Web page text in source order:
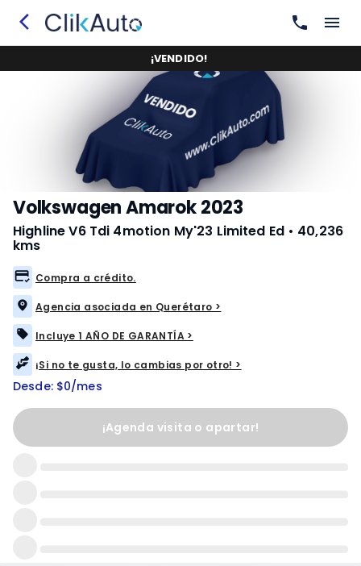
¡VENDIDO!
Volkswagen Amarok 2023
Highline V6 Tdi 4motion My'23 Limited Ed • 40,236
kms
Compra a crédito.
Agencia asociada en Querétaro >
Incluye 1 AÑO DE GARANTÍA >
¡Si no te gusta, lo cambias por otro! >
Desde: $0/mes
¡Agenda visita o apartar!